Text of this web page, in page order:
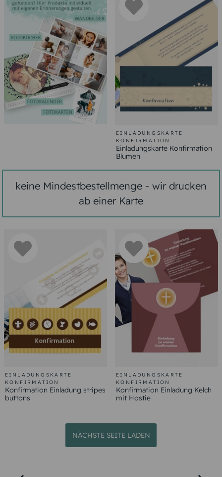
EINLADUNGSKARTE
KONFIRMATION
Einladungskarte Konfirmation
Blumen
keine Mindestbestellmenge - wir drucken
ab einer Karte
EINLADUNGSKARTE
KONFIRMATION
Konfirmation Einladung stripes
buttons
EINLADUNGSKARTE
KONFIRMATION
Konfirmation Einladung Kelch
mit Hostie
NÄCHSTE SEITE LADEN